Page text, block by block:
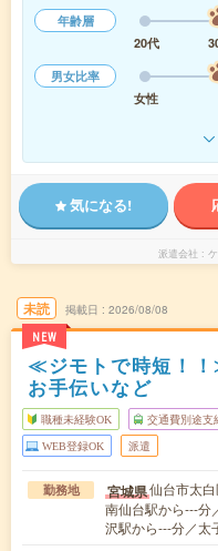
年齢層
20代
男女比率
女性
気になる!
派遣会社
未読
NEW
掲載日 2026/08/08
≪ジモトで時短！
お手伝いなど
職種未経験OK 交通費別途支
WEB登録OK 派遣
勤務地 宮城県仙台市太
南仙台駅から---分
沢駅から---分／太